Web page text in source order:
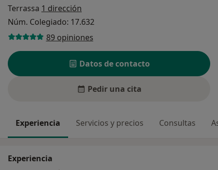
Terrassa 1 dirección
Núm. Colegiado: 17.632
89 opiniones
Datos de contacto
Pedir una cita
Experiencia Servicios y precios Consultas
Experiencia